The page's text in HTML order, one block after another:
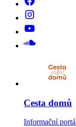
Cesta domů
Informační